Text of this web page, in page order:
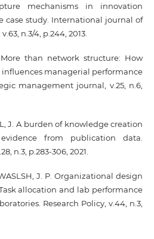
mechanisms in innovation
case study. International journal of
n.3/4, p.244, 2013.
More than network structure: How
managerial performance
management journal, v.25, n.6,
J. A burden of knowledge creation
from publication data.
n.3, p.283-306, 2021.
J. P. Organizational design
allocation and lab performance
Research Policy, v.44, n.3,